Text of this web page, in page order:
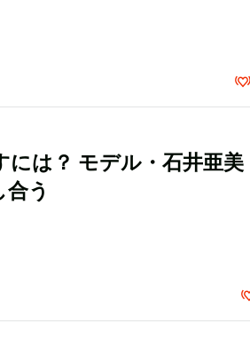
には？ モデル・石井亜美
う